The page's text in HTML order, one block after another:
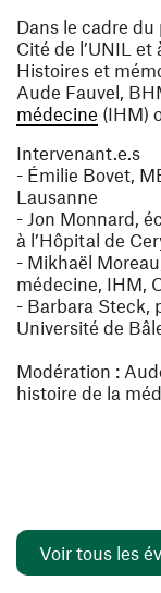
Dans le cadre
Cité de l’UNIL et
Histoires et
Aude Fauvel,
médecine (ouvre
(IHM)
Intervenant.e.s
- Émilie Bovet,
Lausanne
- Jon Monnard,
à l’Hôpital de
- Mikhaël
médecine, IHM,
- Barbara Steck,
Université de
Modération :
histoire de la
Voir tous les